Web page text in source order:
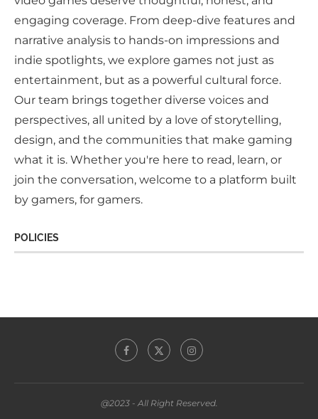
engaging coverage. From deep-dive features and
narrative analysis to hands-on impressions and
indie spotlights, we explore games not just as
entertainment, but as a powerful cultural force.
Our team brings together diverse voices and
perspectives, all united by a love of storytelling,
design, and the communities that make gaming
what it is. Whether you're here to read, learn, or
join the conversation, welcome to a platform built
by gamers, for gamers.
POLICIES
@2023 - All Right Reserved.